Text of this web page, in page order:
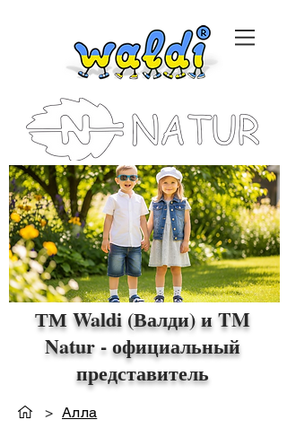
ТМ Waldi (Валди) и TM
Natur - официальный
представитель
> Алла